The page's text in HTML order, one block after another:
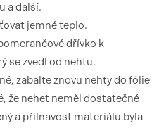
a další.
jemné teplo.
dřívko k
se zvedl od nehtu.
zabalte znovu nehty do fólie
že nehet neměl dostatečné
a přilnavost materiálu byla